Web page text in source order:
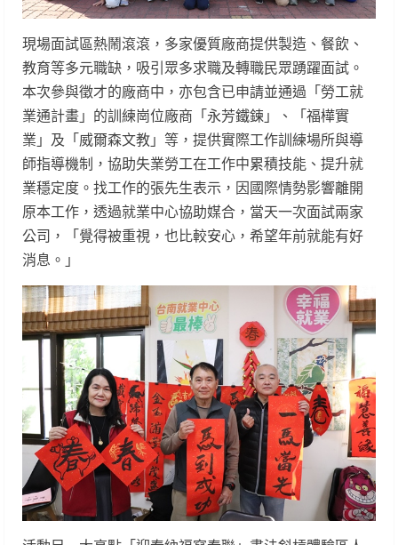
現場面試區熱鬧滾滾，多家優質廠商提供製造、餐飲、
教育等多元職缺，吸引眾多求職及轉職民眾踴躍面試。
本次參與徵才的廠商中，亦包含已申請並通過「勞工就
業通計畫」的訓練崗位廠商「永芳鐵鍊」、「福樺實
業」及「威爾森文教」等，提供實際工作訓練場所與導
師指導機制，協助失業勞工在工作中累積技能、提升就
業穩定度。找工作的張先生表示，因國際情勢影響離開
原本工作，透過就業中心協助媒合，當天一次面試兩家
公司，「覺得被重視，也比較安心，希望年前就能有好
消息。」